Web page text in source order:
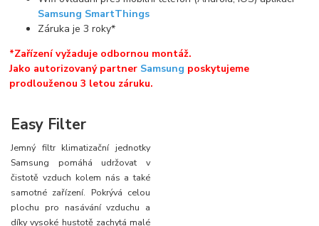
Samsung SmartThings
Záruka je 3 roky*
*Zařízení vyžaduje odbornou montáž.
Jako autorizovaný partner Samsung poskytujeme
prodlouženou 3 letou záruku.
Easy Filter
Jemný filtr klimatizační jednotky
Samsung pomáhá udržovat v
čistotě vzduch kolem nás a také
samotné zařízení. Pokrývá celou
plochu pro nasávání vzduchu a
díky vysoké hustotě zachytá malé